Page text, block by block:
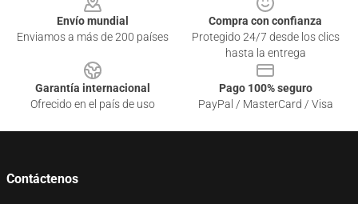
Envío mundial
Enviamos a más de 200 países
Compra con confianza
Protegido 24/7 desde los clics
hasta la entrega
Garantía internacional
Ofrecido en el país de uso
Pago 100% seguro
PayPal / MasterCard / Visa
Contáctenos